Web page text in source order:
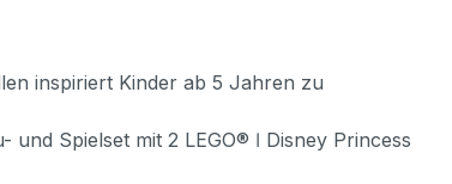
inspiriert Kinder ab 5 Jahren zu
Spielset mit 2 LEGO® ǀ Disney Princess